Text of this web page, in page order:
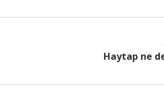
Haytap ne